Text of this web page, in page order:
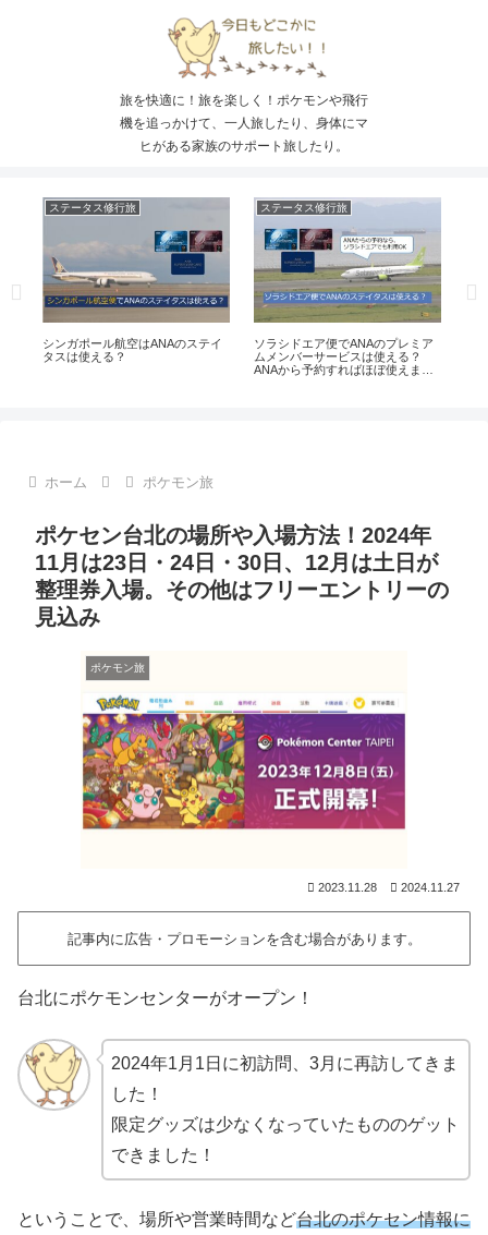
旅を快適に！旅を楽しく！ポケモンや飛行
機を追っかけて、一人旅したり、身体にマ
ヒがある家族のサポート旅したり。
ステータス修行旅
シンガポール航空はANAのステイ
タスは使える？
ステータス修行旅
ソラシドエア便でANAのプレミア
ムメンバーサービスは使える？
ANAから予約すればほぼ使えま
ホーム ポケモン旅
ポケセン台北の場所や入場方法！2024年
11月は23日・24日・30日、12月は土日が
整理券入場。その他はフリーエントリーの
見込み
ポケモン旅
2023.11.28 2024.11.27
記事内に広告・プロモーションを含む場合があります。
台北にポケモンセンターがオープン！
2024年1月1日に初訪問、3月に再訪してきま
した！
限定グッズは少なくなっていたもののゲット
できました！
ということで、場所や営業時間など台北のポケセン情報に